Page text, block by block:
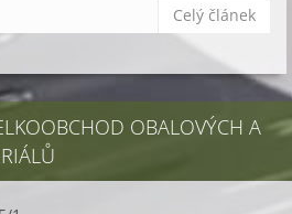
Celý článek
OBALOVÝCH A